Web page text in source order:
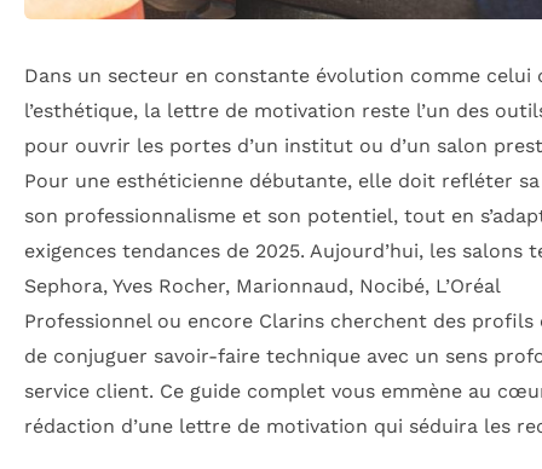
Dans un secteur en constante évolution comme celui
l’esthétique, la lettre de motivation reste l’un des
pour ouvrir les portes d’un institut ou d’un salon
Pour une esthéticienne débutante, elle doit refléter sa
son professionnalisme et son potentiel, tout en
exigences tendances de 2025. Aujourd’hui, les salons
Sephora, Yves Rocher, Marionnaud, Nocibé, L’Oréal
Professionnel ou encore Clarins cherchent des profils
de conjuguer savoir-faire technique avec un sens
service client. Ce guide complet vous emmène au
rédaction d’une lettre de motivation qui séduira les